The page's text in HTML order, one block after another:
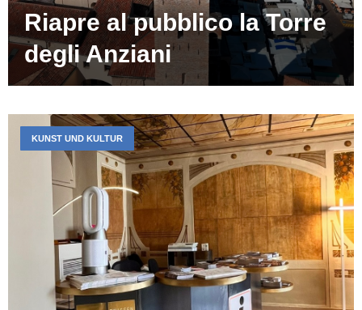
Riapre al pubblico la Torre
degli Anziani
KUNST UND KULTUR